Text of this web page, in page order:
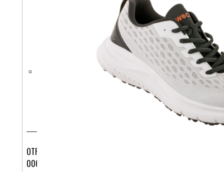
OTROŠKI KLOBUČEK Z UV ZAŠČITO OBOJESTRANSKI 3-
006538 BEŽ